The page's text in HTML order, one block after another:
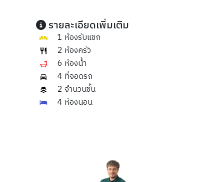
รายละเอียดเพิ่มเติม
1 ห้องรับแขก
2 ห้องครัว
6 ห้องน้ำ
4 ที่จอดรถ
2 จำนวนชั้น
4 ห้องนอน